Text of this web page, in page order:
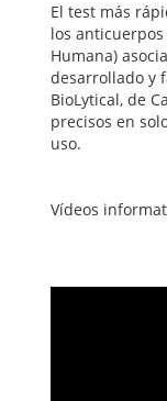
El test más
los anticuerpos
Humana)
desarrollado y
BioLytical, de
precisos en
uso.
Vídeos